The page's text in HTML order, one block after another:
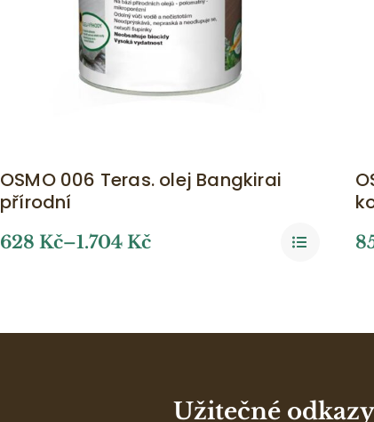
OSMO 006 Teras. olej Bangkirai
přírodní
628 Kč–1.704 Kč
Užitečné odkazy